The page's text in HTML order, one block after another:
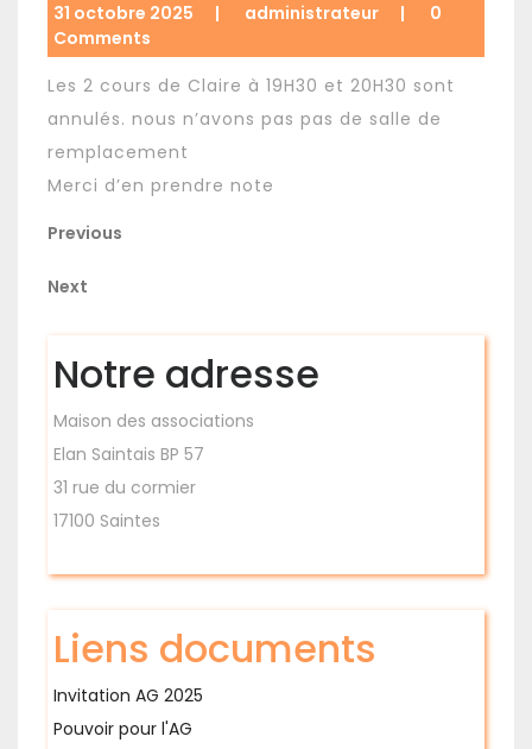
31 octobre 2025 | administrateur |
0
Comments
Les 2 cours de Claire à 19H30 et 20H30 sont
annulés. nous n’avons pas pas de salle de
remplacement
Merci d’en prendre note
Navigation
de
l’article
Previous
Previous
Next
Next
Notre adresse
Maison des associations
Elan Saintais BP 57
31 rue du cormier
17100 Saintes
Liens documents
Invitation AG 2025
Pouvoir pour l'AG